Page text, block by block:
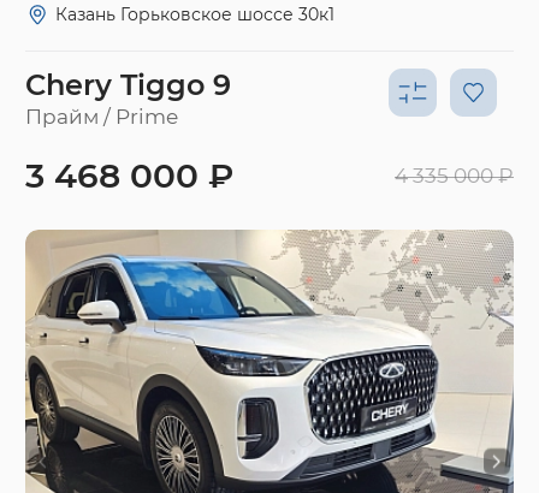
Казань Горьковское шоссе 30к1
Chery Tiggo 9
Прайм / Prime
3 468 000 ₽ 4 335 000 ₽